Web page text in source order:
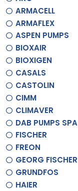
ARMACELL
ARMAFLEX
ASPEN PUMPS
BIOXAIR
BIOXIGEN
CASALS
CASTOLIN
CIMM
CLIMAVER
DAB PUMPS SPA
FISCHER
FREON
GEORG FISCHER
GRUNDFOS
HAIER